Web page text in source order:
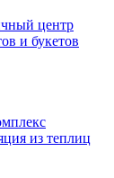
центр
и букетов
из теплиц